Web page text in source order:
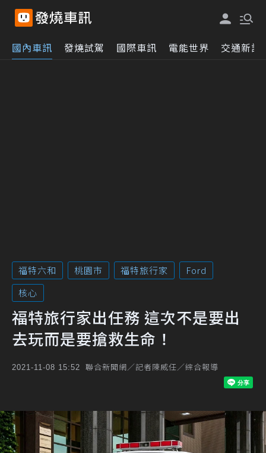
國內車訊 發燒試駕 國際車訊 電能世界 交通新訊
福特六和 桃園市 福特旅行家
Ford
核心
福特旅行家出任務 這次不是要出
去玩而是要搶救生命！
2021-11-08 15:52 聯合新聞網／記者陳威任／綜合報導